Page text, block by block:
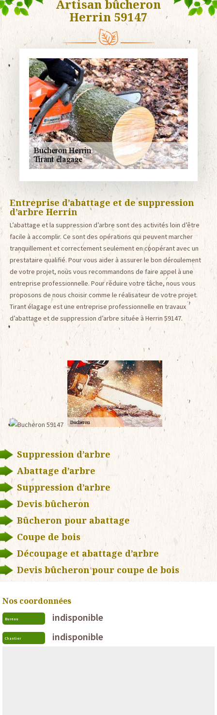
Artisan bûcheron
Herrin 59147
Entreprise d’abattage et de suppression
d’arbre Herrin
L’abattage et la suppression d’arbre sont des activités loin d’être
facile à accomplir. Ce sont des opérations qui peuvent marcher
tranquillement et correctement seulement en coopérant avec un
prestataire qualifié. Pour vous aider à assurer le bon déroulement
de votre projet, nous vous recommandons de faire appel à une
entreprise professionnelle. Pour réduire votre tâche, nous vous
proposons de nous choisir comme le réalisateur de votre projet.
Tirant élagage est une entreprise professionnelle en travaux
d’abattage et de suppression d’arbre située à Herrin 59147.
Suppression d’arbre
Abattage d’arbre
Suppression d’arbre
Devis bûcheron
Bûcheron pour abattage
Coupe de bois
Découpage et abattage d’arbre
Devis bûcheron pour coupe de bois
Nos coordonnées
Bureau indisponible
Chantier indisponible